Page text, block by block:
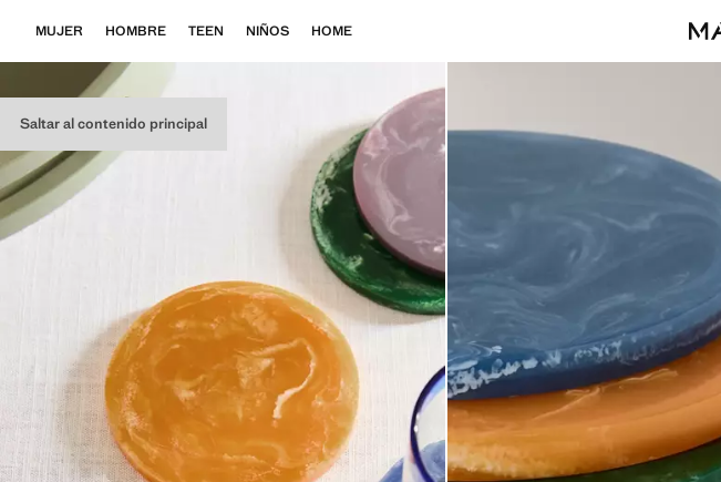
Saltar al contenido principal
MUJER HOMBRE TEEN NIÑOS HOME